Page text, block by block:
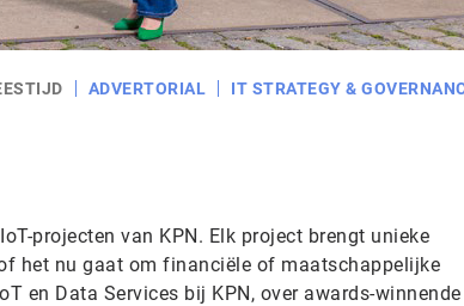
ADVERTORIAL IT STRATEGY &
projecten van KPN. Elk project brengt unieke
het nu gaat om financiële of maatschappelijke
en Data Services bij KPN, over awards-winnende